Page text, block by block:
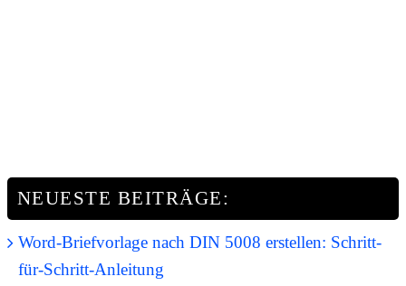
NEUESTE BEITRÄGE:
Word-Briefvorlage nach DIN 5008 erstellen: Schritt-
für-Schritt-Anleitung